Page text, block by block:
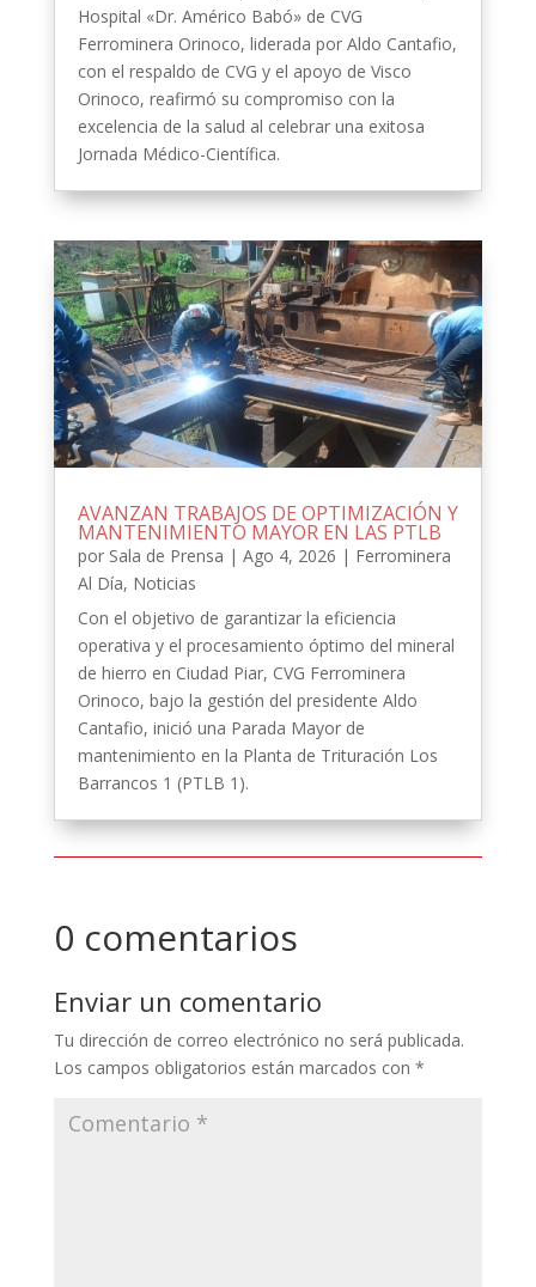
Hospital «Dr. Américo Babó» de CVG
Ferrominera Orinoco, liderada por Aldo Cantafio,
con el respaldo de CVG y el apoyo de Visco
Orinoco, reafirmó su compromiso con la
excelencia de la salud al celebrar una exitosa
Jornada Médico-Científica.
AVANZAN TRABAJOS DE OPTIMIZACIÓN Y
MANTENIMIENTO MAYOR EN LAS PTLB
por Sala de Prensa | Ago 4, 2026 | Ferrominera
Al Día, Noticias
Con el objetivo de garantizar la eficiencia
operativa y el procesamiento óptimo del mineral
de hierro en Ciudad Piar, CVG Ferrominera
Orinoco, bajo la gestión del presidente Aldo
Cantafio, inició una Parada Mayor de
mantenimiento en la Planta de Trituración Los
Barrancos 1 (PTLB 1).
0 comentarios
Enviar un comentario
Tu dirección de correo electrónico no será publicada.
Los campos obligatorios están marcados con *